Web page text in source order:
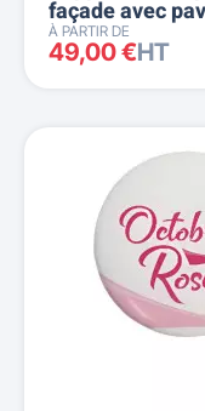
façade avec
À PARTIR DE
49,00 €HT